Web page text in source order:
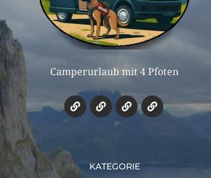
Camperurlaub mit 4 Pfoten
KATEGORIE